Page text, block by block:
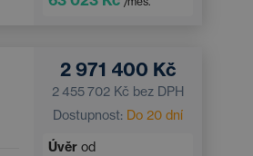
2 971 400 Kč
2 455 702 Kč bez DPH
Dostupnost: Do 20 dní
Úvěr od